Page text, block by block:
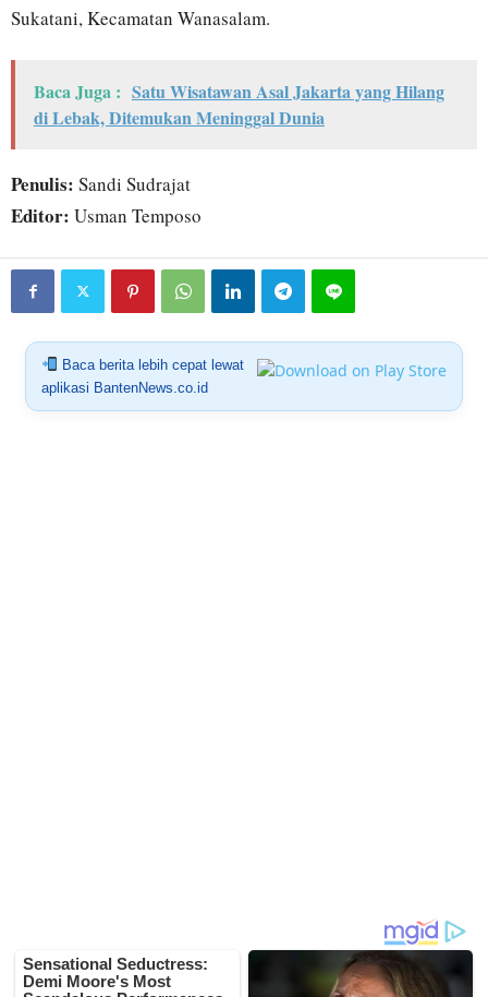
Sukatani, Kecamatan Wanasalam.
Baca Juga : Satu Wisatawan Asal Jakarta yang Hilang
di Lebak, Ditemukan Meninggal Dunia
Penulis: Sandi Sudrajat
Editor: Usman Temposo
Baca berita lebih cepat lewat
aplikasi BantenNews.co.id